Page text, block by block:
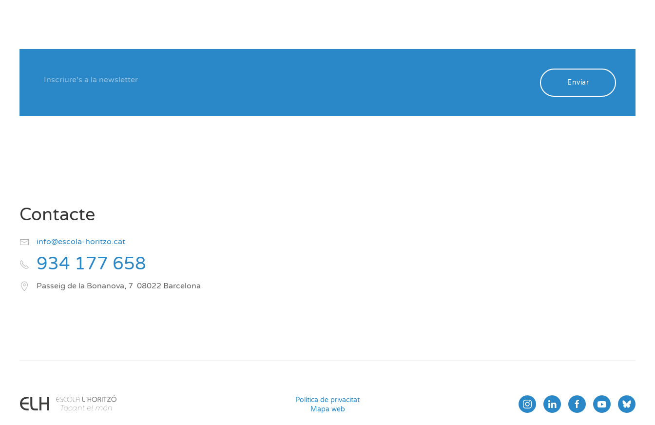
Enviar
Contacte
info@escola-horitzo.cat
934 177 658
Passeig de la Bonanova, 7 08022 Barcelona
Política de privacitat
Mapa web